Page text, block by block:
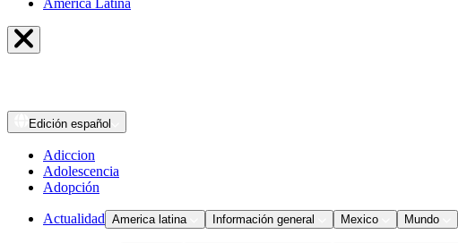
América Latina
Edición español
Adiccion
Adolescencia
Adopción
Actualidad America latina Información general Mexico Mundo